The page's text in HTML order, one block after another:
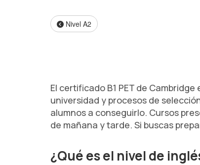
Nivel A2
El certificado B1 PET de
universidad y procesos de
alumnos a conseguirlo. Cursos
de mañana y tarde. Si buscas
¿Qué es el nivel de